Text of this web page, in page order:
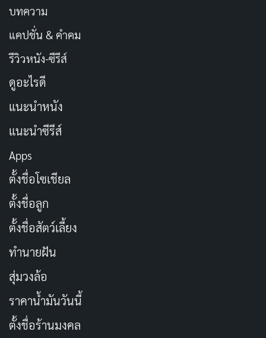
เลือกตั้งปีนี้ ใครจะ "พัฒนา" ประเทศ
ชาติ
ไปสู่อนาคต
เลือกตั้งปีนี้ ใครจะ "สร้างความหวัง" ให้
กับประชาชน
เลือกตั้งปีนี้ ประชาชนมีสิทธิ์ "เลือกความ
ฝัน" ของตัวเอง
ประชาชน
บทความ
แคปชั่น & คำคม
รีวิวหนัง-ซีรีส์
ดูอะไรดี
แนะนำหนัง
แนะนำซีรีส์
Apps
ตั้งชื่อโซเชียล
ตั้งชื่อลูก
ตั้งชื่อสัตว์เลี้ยง
ทำนายฝัน
สุ่มวงล้อ
ราคาน้ำมันวันนี้
ตั้งชื่อร้านมงคล